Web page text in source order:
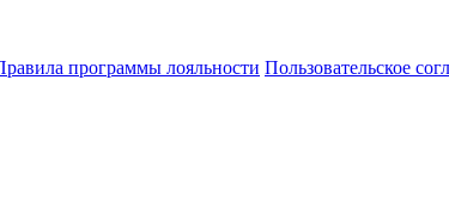
программы лояльности Пользовательское